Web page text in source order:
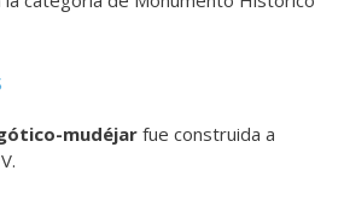
mudéjar fue construida a